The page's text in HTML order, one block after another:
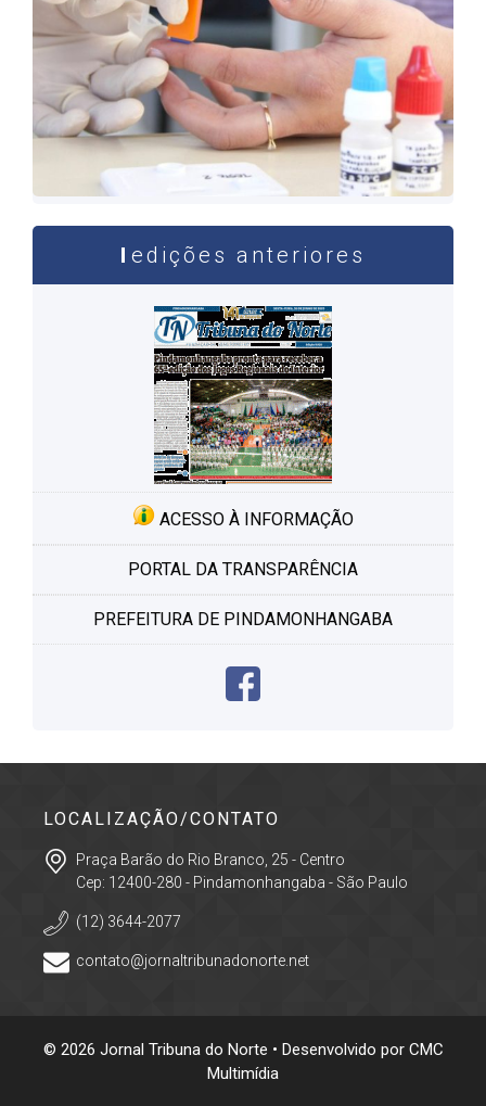
edições anteriores
ACESSO À INFORMAÇÃO
PORTAL DA TRANSPARÊNCIA
PREFEITURA DE PINDAMONHANGABA
LOCALIZAÇÃO/CONTATO
Praça Barão do Rio Branco, 25 - Centro
Cep: 12400-280 - Pindamonhangaba - São Paulo
(12) 3644-2077
contato@jornaltribunadonorte.net
© 2026 Jornal Tribuna do Norte • Desenvolvido por CMC
Multimídia